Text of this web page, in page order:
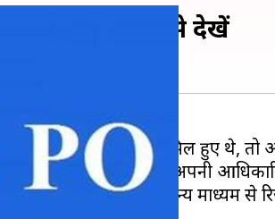
का रिजल्ट, यहां से देखें
की मेन परीक्षा में शामिल हुए थे,
परीक्षा का रिजल्ट अपनी
भी उम्मीदवार किसी अन्य माध्यम से